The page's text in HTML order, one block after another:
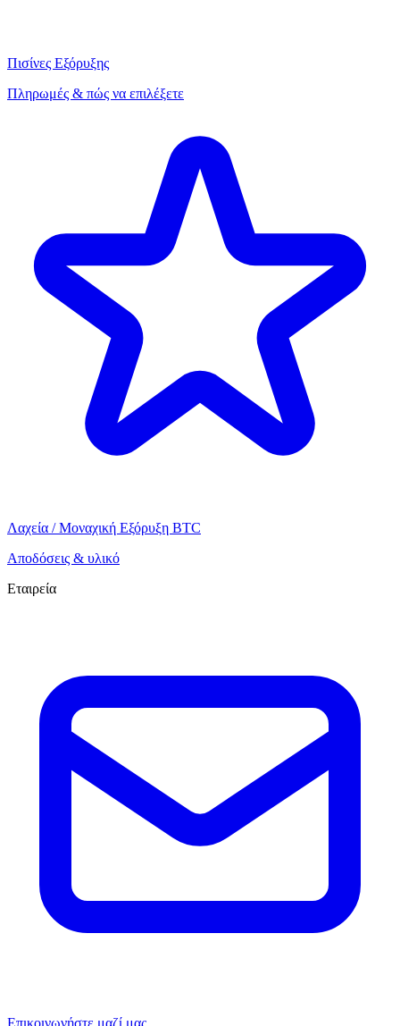
Πισίνες Εξόρυξης
Πληρωμές & πώς να επιλέξετε
Λαχεία / Μοναχική Εξόρυξη BTC
Αποδόσεις & υλικό
Εταιρεία
Επικοινωνήστε μαζί μας